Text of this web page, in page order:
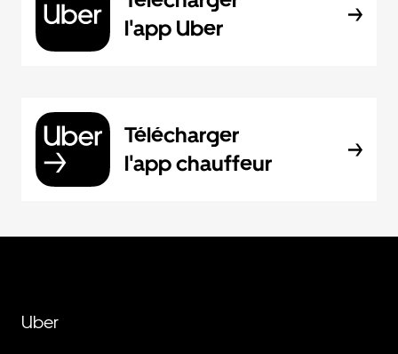
l'app Uber
Télécharger
l'app chauffeur
Uber